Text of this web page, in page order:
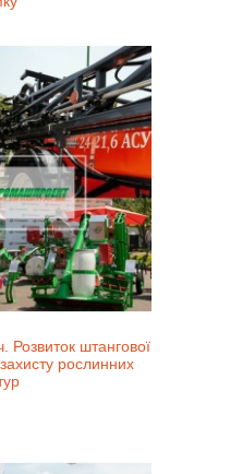
Розвиток штангової
рослинних